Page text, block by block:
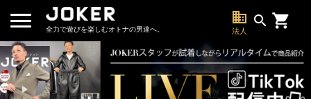
全力で遊びを楽しむオトナの男達へ。
business
法人
search